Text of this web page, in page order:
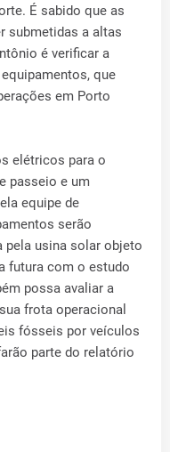
É sabido que as
submetidas a altas
é verificar a
que
em Porto
elétricos para o
passeio e um
equipe de
serão
pela usina solar objeto
futura com o estudo
possa avaliar a
frota operacional
fósseis por veículos
parte do relatório